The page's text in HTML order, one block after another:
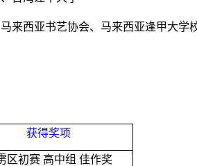
来西亚书艺协会、马来西亚逢甲大学
获得奖项
区初赛 高中组 佳作奖